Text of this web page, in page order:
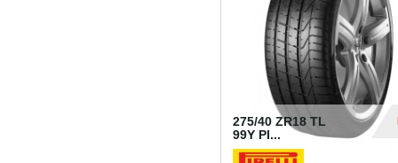
275/40 ZR18 TL
99Y PI...